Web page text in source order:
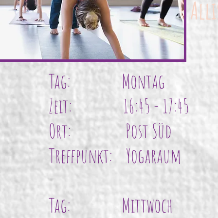
Tag: Montag
Zeit: 16:45 - 17:45
Ort: Post Süd
Treffpunkt: Yogaraum
Tag: Mittwoch